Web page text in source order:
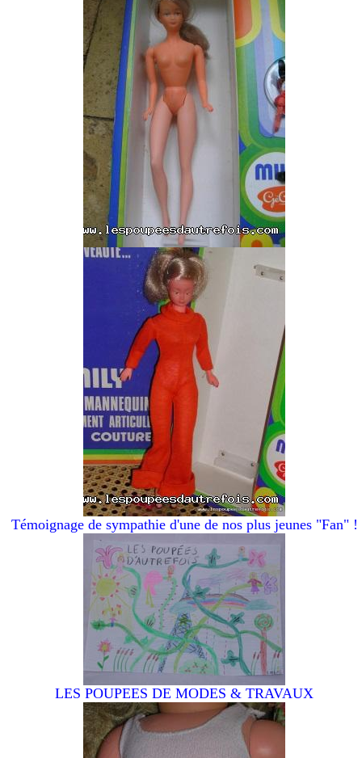
Témoignage de sympathie d'une de nos plus jeunes "Fan" !
LES POUPEES DE MODES & TRAVAUX